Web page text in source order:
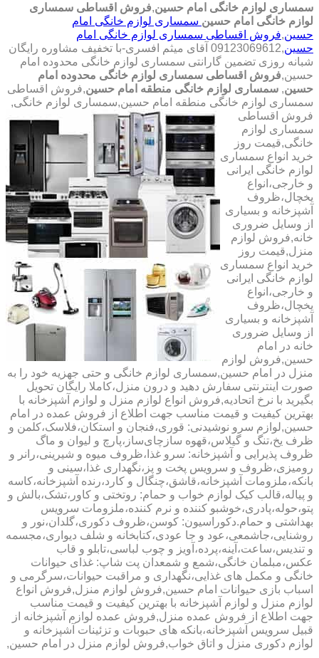
سمساری لوازم خانگی امام حسین,فروش اقساطی سمساری
لوازم خانگی امام حسین سمساری لوازم خانگی امام
حسین,فروش اقساطی سمساری لوازم خانگی امام
حسین
,09123069612 آقای میثم افسری-با تخفیف مشاوره رایگان
شبانه روزی تضمین گارانتی سمساری لوازم خانگی محدوده امام
حسین,فروش اقساطی سمساری لوازم خانگی محدوده امام
حسین, سمساری لوازم خانگی منطقه امام حسین,فروش اقساطی
سمساری لوازم خانگی منطقه امام حسین,سمساری لوازم خانگی,
فروش اقساطی
سمساری لوازم
خانگی,قیمت روز
خرید انواع سمساری
لوازم خانگی ایرانی
و خارجی،انواع
یخچال،ظروف
آشپزخانه و بسیاری
از وسایل ضروری
خانه,فروش لوازم
منزل,قیمت روز
خرید انواع سمساری
لوازم خانگی ایرانی
و خارجی،انواع
یخچال،ظروف
آشپزخانه و بسیاری
از وسایل ضروری
خانه در امام
حسین,فروش لوازم
منزل در امام حسین,سمساری لوازم خانگی و حتی جهزیه خود را به
صورت اینترنتی سفارش دهید و درون منزل،کاملا رایگان تحویل
بگیرید با نرخ اتحادیه,فروش انواع لوازم منزل و لوازم آشپزخانه با
بهترین کیفیت و قیمت مناسب جهت اطلاع از فروش عمده در امام
حسین,لوازم سرو نوشیدنی: قوری،فنجان و استکان،فلاسک،کلمن و
ظرف یخ،تنگ و گیلاس،قهوه سازچای‌ساز،پارچ و لیوان و ماگ
ظروف پذیرایی و آشپزخانه: سرو غذا،ظروف میوه و شیرینی،رانر و
رومیزی،ظروف و سرویس پخت و پز،نگهداری غذا،سینی و
بانکه،ملزومات آشپزخانه،قاشق،چنگال و کارد،رنده آشپزخانه،کاسه
و پیاله،قالب کیک لوازم خواب و حمام: روتختی و کاور،تشک،بالش و
پتو،حوله،پادری،خوشبو کننده و نرم کننده،ملزومات سرویس
بهداشتی و حمام.دکوراسیون: کوسن،ظروف دکوری،گلدان،نور و
روشنایی،جاشمعی،عود و جا عودی،کتابخانه و شلف دیواری،مجسمه
و تندیس،ساعت،آینه،پرده،آویز و چوب لباسی،تابلو و قاب
عکس،مبلمان خانگی،شمع و شمعدان پت شاپ: غذای حیوانات
خانگی و مکمل های غذایی،نگهداری و مراقبت حیوانات،سرگرمی و
اسباب بازی حیوانات امام حسین,فروش لوازم منزل,فروش انواع
لوازم منزل و لوازم آشپزخانه با بهترین کیفیت و قیمت مناسب
جهت اطلاع از فروش عمده منزل,فروش عمده لوازم آشپزخانه از
قبیل سرویس آشپزخانه،بانکه های حبوبات و تزئینات آشپزخانه و
لوازم دکوری منزل و اتاق خواب,فروش لوازم منزل در امام حسین,